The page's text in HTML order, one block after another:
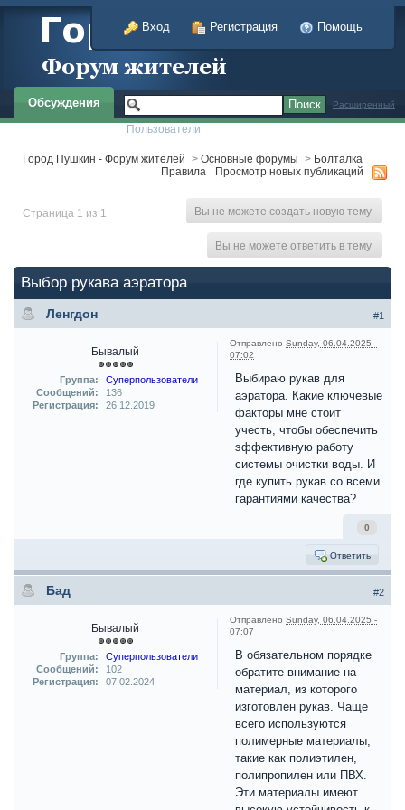
Вход Регистрация Помощь
Расширенный
Обсуждения
Пользователи
Город Пушкин - Форум жителей > Основные форумы > Болталка
Правила
Просмотр новых публикаций
Страница 1 из 1 Вы не можете создать новую тему
Вы не можете ответить в тему
Выбор рукава аэратора
#1
Ленгдон
Бывалый
Группа:
Суперпользователи
Сообщений:
136
Регистрация:
26.12.2019
Отправлено Sunday, 06.04.2025 -
07:02
Выбираю рукав для
аэратора. Какие ключевые
факторы мне стоит
учесть, чтобы обеспечить
эффективную работу
системы очистки воды. И
где купить рукав со всеми
гарантиями качества?
0
Ответить
#2
Бад
Бывалый
Группа:
Суперпользователи
Сообщений:
102
Регистрация:
07.02.2024
Отправлено Sunday, 06.04.2025 -
07:07
В обязательном порядке
обратите внимание на
материал, из которого
изготовлен рукав. Чаще
всего используются
полимерные материалы,
такие как полиэтилен,
полипропилен или ПВХ.
Эти материалы имеют